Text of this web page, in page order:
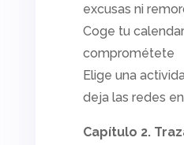
excusas ni
Coge tu
comprométete
Elige una
deja las redes
Capítulo 2.